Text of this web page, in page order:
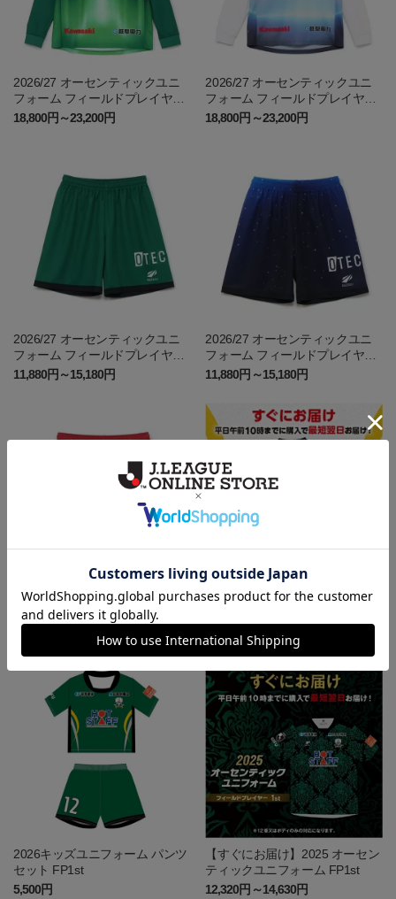
2026/27 オーセンティックユニ
フォーム フィールドプレイヤー
1st 長袖
18,800円～23,200円
2026/27 オーセンティックユニ
フォーム フィールドプレイヤー
2nd 長袖 ~岐阜かかみがはら航空
18,800円～23,200円
2026/27 オーセンティックユニ
フォーム フィールドプレイヤー
1st パンツ
11,880円～15,180円
2026/27 オーセンティックユニ
フォーム フィールドプレイヤー
2nd パンツ ~岐阜かかみがはら航
ム~
11,880円～15,180円
2026/27 オーセンティックユニ
フォーム ゴールキーパー 2nd パ
ンツ ~岐阜かかみがはら航空宇
宙博物館コラボユニフォーム~
【すぐにお届け】2026 オーセン
2026キッズユニフォーム パンツ
セット FP1st
5,500円
【すぐにお届け】2025 オーセン
ティックユニフォーム FP1st
12,320円～14,630円